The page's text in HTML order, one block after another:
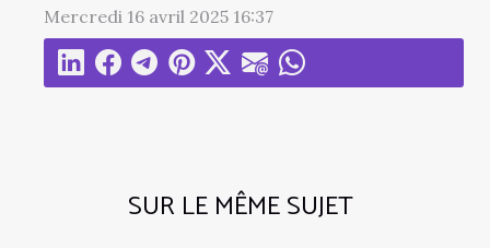
SUR LE MÊME SUJET
Mercredi 16 avril 2025 16:37